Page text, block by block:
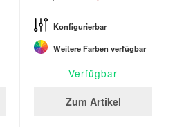
Konfigurierbar
Weitere Farben verfügbar
Verfügbar
Zum Artikel